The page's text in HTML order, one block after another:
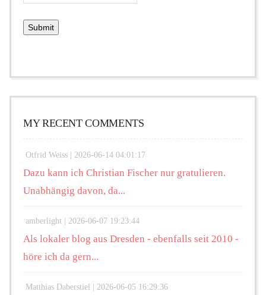
MY RECENT COMMENTS
Otfrid Weiss | 2026-06-14 04:01:17
Dazu kann ich Christian Fischer nur gratulieren.
Unabhängig davon, da...
amberlight | 2026-06-07 19:23:44
Als lokaler blog aus Dresden - ebenfalls seit 2010 -
höre ich da gern...
Matthias Daberstiel | 2026-06-05 16:29:36